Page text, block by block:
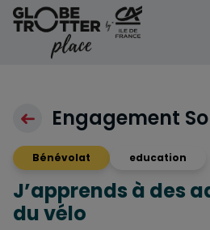
Aller au contenu
Engagement
Bénévolat education
J’apprends à des
du vélo